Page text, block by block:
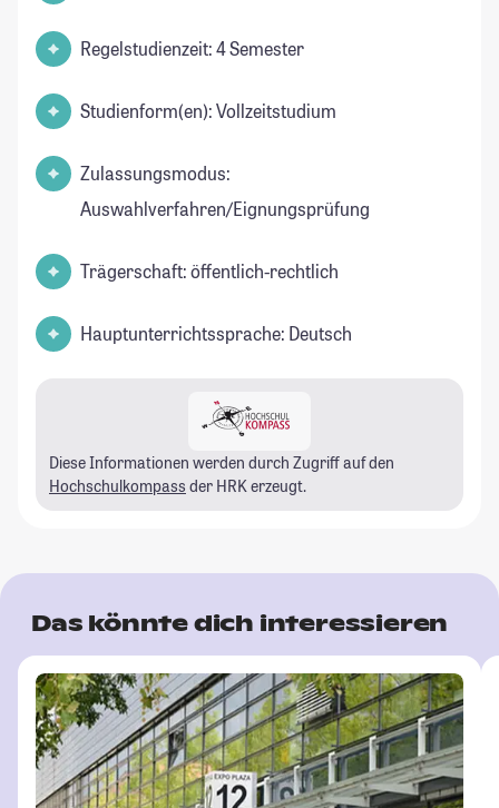
Regelstudienzeit: 4 Semester
Studienform(en): Vollzeitstudium
Zulassungsmodus:
Auswahlverfahren/Eignungsprüfung
Trägerschaft: öffentlich-rechtlich
Hauptunterrichtssprache: Deutsch
Diese Informationen werden durch Zugriff auf den
Hochschulkompass der HRK erzeugt.
Das könnte dich interessieren